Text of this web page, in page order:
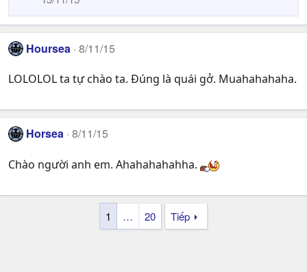
Hoursea 8/11/15
LOLOLOL ta tự chào ta. Đúng là quái gở. Muahahahaha.
Horsea 8/11/15
Chào người anh em. Ahahahahahha.
1 … 20 Tiếp